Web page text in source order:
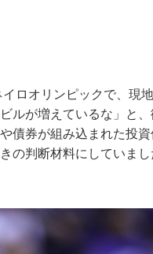
ロオリンピックで、現
ルが増えているな」と
債券が組み込まれた投
の判断材料にしていまし